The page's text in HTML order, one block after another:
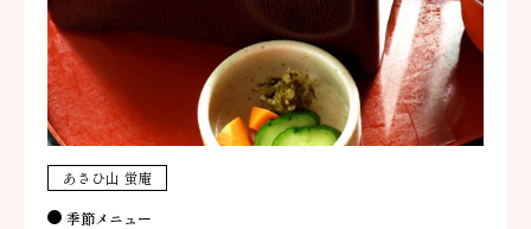
あさひ山 蛍庵
季節メニュー